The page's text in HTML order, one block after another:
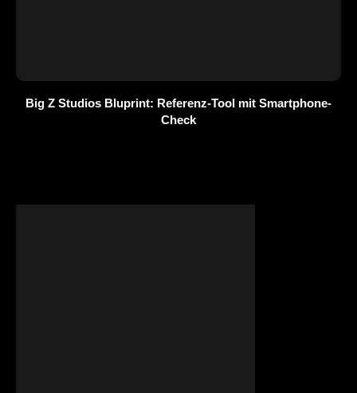
Big Z Studios Bluprint: Referenz-Tool mit Smartphone-
Check